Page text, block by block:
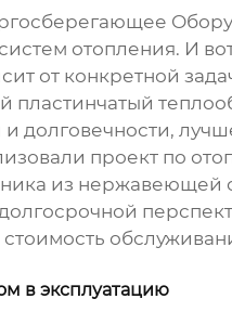
отопления. И
от конкретной
пластинчатый
долговечности,
проект по
из нержавеющей
долгосрочной
в эксплуатацию